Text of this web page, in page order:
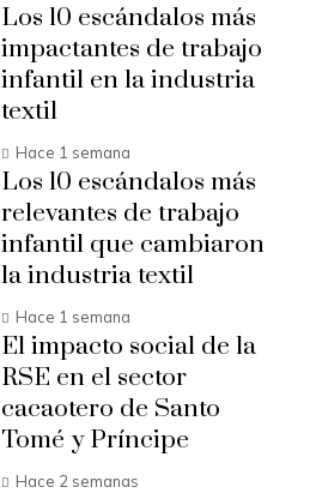
Los 10 escándalos más
impactantes de trabajo
infantil en la industria
textil
Hace 1 semana
Los 10 escándalos más
relevantes de trabajo
infantil que cambiaron
la industria textil
Hace 1 semana
El impacto social de la
RSE en el sector
cacaotero de Santo
Tomé y Príncipe
Hace 2 semanas